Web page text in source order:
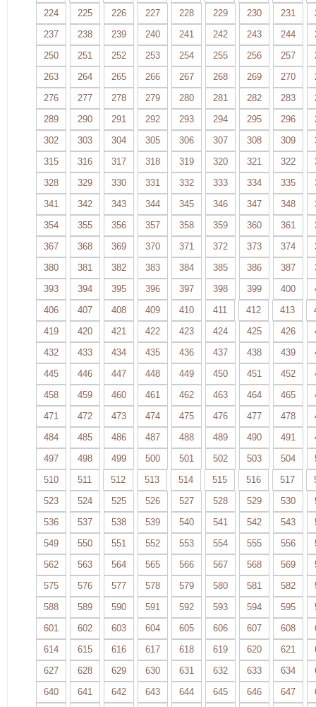
224 225 226 227 228 229 230 231
237
238 239 240 241 242 243 244
250
251 252 253 254 255 256 257
263
264 265 266 267 268 269 270
276
277 278 279 280 281 282 283
289
290 291 292 293 294 295 296
302
303 304 305 306 307 308 309
315
316 317 318 319 320 321 322
328
329 330 331 332 333 334 335
341
342 343 344 345 346 347 348
354
355 356 357 358 359 360 361
367
368 369 370 371 372 373 374
380
381 382 383 384 385 386 387
393
394 395 396 397 398 399 400
406
407 408 409 410 411 412 413
419
420 421 422 423 424 425 426
432
433 434 435 436 437 438 439
445
446 447 448 449 450 451 452
458
459 460 461 462 463 464 465
471
472 473 474 475 476 477 478
484
485 486 487 488 489 490 491
497
498 499 500 501 502 503 504
510
511 512 513 514 515 516 517
523
524 525 526 527 528 529 530
536
537 538 539 540 541 542 543
549
550 551 552 553 554 555 556
562
563 564 565 566 567 568 569
575
576 577 578 579 580 581 582
588
589 590 591 592 593 594 595
601
602 603 604 605 606 607 608
614
615 616 617 618 619 620 621
627
628 629 630 631 632 633 634
640
641 642 643 644 645 646 647